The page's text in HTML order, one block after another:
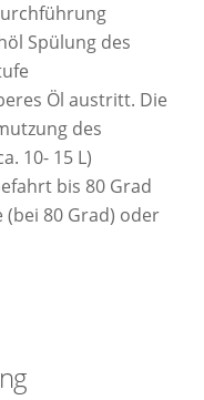
Spülung des
Öl austritt. Die
des
10- 15 L)
bis 80 Grad
80 Grad) oder